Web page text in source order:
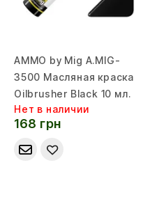
AMMO by Mig A.MIG-
3500 Масляная краска
Oilbrusher Black 10 мл.
Нет в наличии
168 грн